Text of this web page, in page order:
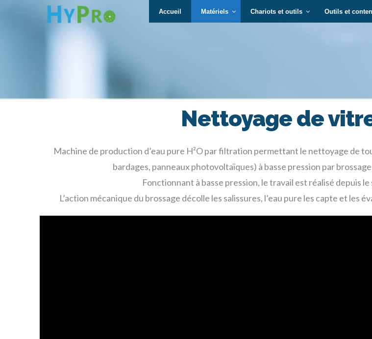
Hypro Accueil Matériels Chariots et outils Outils et
Nettoyage de
Machine de production d’eau pure H²O par filtration permettant le nettoyage de
bardages, panneaux photovoltaïques) à basse pression par
Fonctionnant à basse pression, le travail est réalisé depuis
L’action mécanique du brossage décolle les salissures, l’eau pure les capte et les